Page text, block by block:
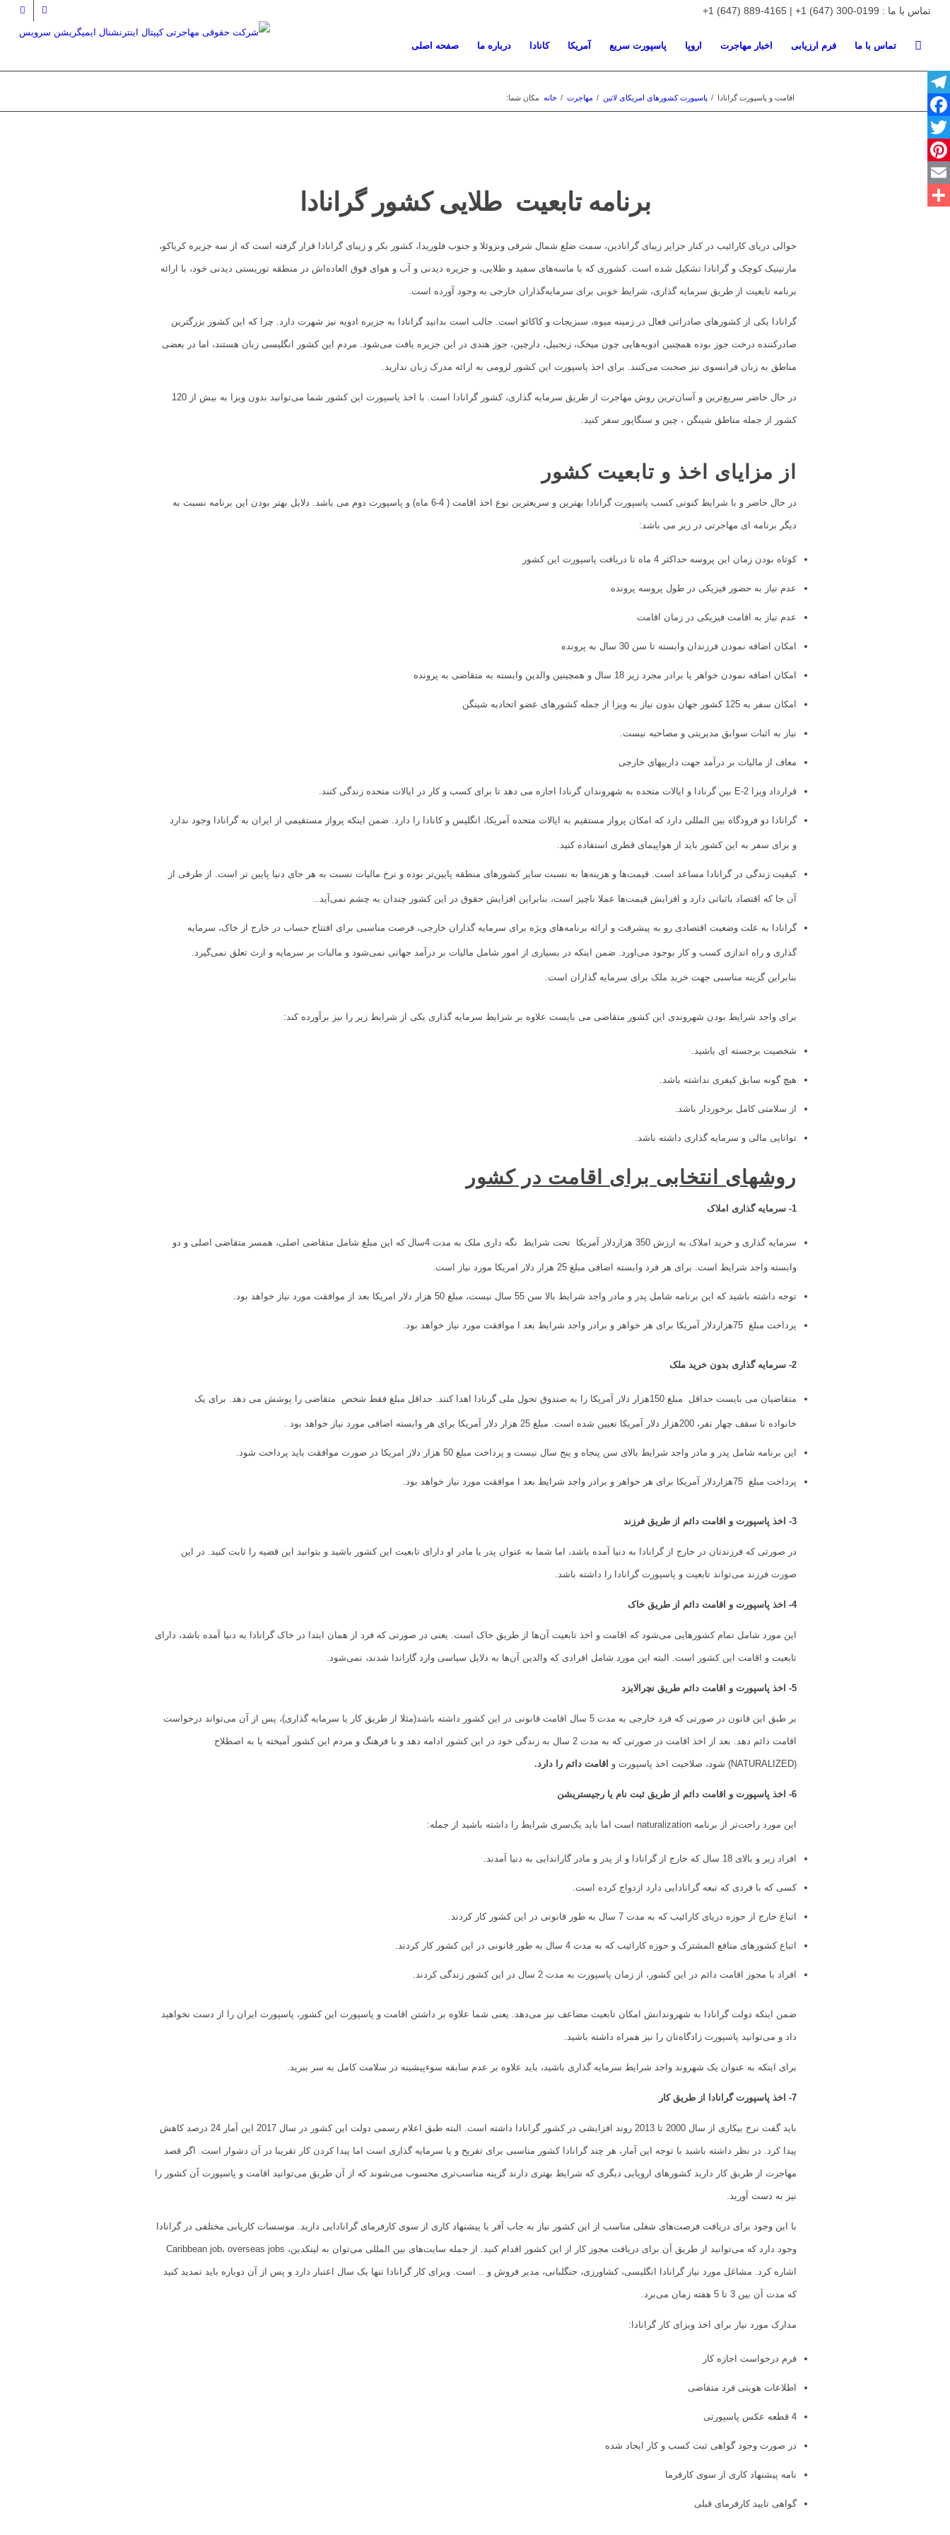
تماس با ما : 0199-300 (647) 1+ | 4165-889 (647) 1+
صفحه اصلی درباره ما کانادا آمریکا پاسپورت سریع اروپا اخبار مهاجرت فرم ارزیابی تماس با ما
مکان شما: خانه / مهاجرت / پاسپورت کشورهای امریکای لاتین / اقامت و پاسپورت گرانادا
برنامه تابعیت طلایی کشور گرانادا
حوالی دریای کارائیب در کنار جزایر زیبای گرانادین، سمت ضلع شمال شرقی ونزوئلا و جنوب فلوریدا، کشور بکر و زیبای گرانادا قرار گرفته است که از سه جزیره کریاکو،
مارتینیک کوچک و گرانادا تشکیل شده است. کشوری که با ماسه‌های سفید و طلایی، و جزیره دیدنی و آب و هوای فوق العاده‌اش در منطقه توریستی دیدنی خود، با ارائه
برنامه تابعیت از طریق سرمایه گذاری، شرایط خوبی برای سرمایه‌گذاران خارجی به وجود آورده است.
گرانادا یکی از کشورهای صادراتی فعال در زمینه میوه، سبزیجات و کاکائو است. جالب است بدانید گرانادا به جزیره ادویه نیز شهرت دارد. چرا که این کشور بزرگترین
صادرکننده درخت جوز بوده همچنین ادویه‌هایی چون میخک، زنجبیل، دارچین، جوز هندی در این جزیره یافت می‌شود. مردم این کشور انگلیسی زبان هستند، اما در بعضی
مناطق به زبان فرانسوی نیز صحبت می‌کنند. برای اخذ پاسپورت این کشور لزومی به ارائه مدرک زبان ندارید.
در حال حاضر سریع‌ترین و آسان‌ترین روش مهاجرت از طریق سرمایه گذاری، کشور گرانادا است. با اخذ پاسپورت این کشور شما می‌توانید بدون ویزا به بیش از 120
کشور از جمله مناطق شینگن ، چین و سنگاپور سفر کنید.
از مزایای اخذ و تابعیت کشور
در حال حاضر و با شرایط کنونی کسب پاسپورت گرانادا بهترین و سریعترین نوع اخذ اقامت ( 4-6 ماه) و پاسپورت دوم می باشد. دلایل بهتر بودن این برنامه نسبت به
دیگر برنامه ای مهاجرتی در زیر می باشد:
کوتاه بودن زمان این پروسه حداکثر 4 ماه تا دریافت پاسپورت این کشور
عدم نیاز به حضور فیزیکی در طول پروسه پرونده
عدم نیاز به اقامت فیزیکی در زمان اقامت
امکان اضافه نمودن فرزندان وابسته تا سن 30 سال به پرونده
امکان اضافه نمودن خواهر یا برادر مجرد زیر 18 سال و همچینین والدین وابسته به متقاضی به پرونده
امکان سفر به 125 کشور جهان بدون نیاز به ویزا از جمله کشورهای عضو اتحادیه شینگن
نیاز به اثبات سوابق مدیریتی و مصاحبه نیست.
معاف از مالیات بر درآمد جهت دارییهای خارجی
قرارداد ویزا E-2 بین گرنادا و ایالات متحده به شهروندان گرنادا اجازه می دهد تا برای کسب و کار در ایالات متحده زندگی کنند.
گرانادا دو فرودگاه بین المللی دارد که امکان پرواز مستقیم به ایالات متحده آمریکا، انگلیس و کانادا را دارد. ضمن اینکه پرواز مستقیمی از ایران به گرانادا وجود ندارد
و برای سفر به این کشور باید از هواپیمای قطری استفاده کنید.
کیفیت زندگی در گرانادا مساعد است. قیمت‌ها و هزینه‌ها به نسبت سایر کشورهای منطقه پایین‌تر بوده و نرخ مالیات نسبت به هر جای دنیا پایین تر است. از طرفی از
آن جا که اقتصاد باثباتی دارد و افزایش قیمت‌ها عملا ناچیز است، بنابراین افزایش حقوق در این کشور چندان به چشم نمی‌آید..
گرانادا به علت وضعیت اقتصادی رو به پیشرفت و ارائه برنامه‌های ویژه برای سرمایه گذاران خارجی، فرصت مناسبی برای افتتاح حساب در خارج از خاک، سرمایه
گذاری و راه اندازی کسب و کار بوجود می‌اورد. ضمن اینکه در بسیاری از امور شامل مالیات بر درآمد جهانی نمی‌شود و مالیات بر سرمایه و ارث تعلق نمی‌گیرد.
بنابراین گزینه مناسبی جهت خرید ملک برای سرمایه گذاران است.
برای واجد شرایط بودن شهروندی این کشور متقاضی می بایست علاوه بر شرایط سرمایه گذاری یکی از شرایط زیر را نیز برآورده کند:
شخصیت برجسته ای باشید.
هیچ گونه سابق کیفری نداشته باشد.
از سلامتی کامل برخوردار باشد.
توانایی مالی و سرمایه گذاری داشته باشد.
روشهای انتخابی برای اقامت در کشور
1- سرمایه گذاری املاک
سرمایه گذاری و خرید املاک به ارزش 350 هزاردلار آمریکا تحت شرایط نگه داری ملک به مدت 4سال که این مبلغ شامل متقاضی اصلی، همسر متقاضی اصلی و دو
وابسته واجد شرایط است. برای هر فرد وابسته اضافی مبلغ 25 هزار دلار امریکا مورد نیاز است.
توجه داشته باشید که این برنامه شامل پدر و مادر واجد شرایط بالا سن 55 سال نیست، مبلغ 50 هزار دلار امریکا بعد از موافقت مورد نیاز خواهد بود.
پرداخت مبلغ 75هزاردلار آمریکا برای هر خواهر و برادر واجد شرایط بعد ا موافقت مورد نیاز خواهد بود.
2- سرمایه گذاری بدون خرید ملک
متقاضیان می بایست حداقل مبلغ 150هزار دلار آمریکا را به صندوق تحول ملی گرنادا اهدا کنند. حداقل مبلغ فقط شخص متقاضی را پوشش می دهد. برای یک
خانواده تا سقف چهار نفر، 200هزار دلار آمریکا تعیین شده است. مبلغ 25 هزار دلار آمریکا برای هر وابسته اضافی مورد نیاز خواهد بود .
این برنامه شامل پدر و مادر واجد شرایط بالای سن پنجاه و پنج سال نیست و پرداخت مبلغ 50 هزار دلار امریکا در صورت موافقت باید پرداخت شود.
پرداخت مبلغ 75هزاردلار آمریکا برای هر خواهر و برادر واجد شرایط بعد ا موافقت مورد نیاز خواهد بود.
3- اخذ پاسپورت و اقامت دائم از طریق فرزند
در صورتی که فرزندتان در خارج از گرانادا به دنیا آمده باشد، اما شما به عنوان پدر یا مادر او دارای تابعیت این کشور باشید و بتوانید این قضیه را ثابت کنید. در این
صورت فرزند می‌تواند تابعیت و پاسپورت گرانادا را داشته باشد.
4- اخذ پاسپورت و اقامت دائم از طریق خاک
این مورد شامل تمام کشورهایی می‌شود که اقامت و اخذ تابعیت آن‌ها از طریق خاک است. یعنی در صورتی که فرد از همان ابتدا در خاک گرانادا به دنیا آمده باشد، دارای
تابعیت و اقامت این کشور است. البته این مورد شامل افرادی که والدین آن‌ها به دلایل سیاسی وارد گاراندا شدند، نمی‌شود.
5- اخذ پاسپورت و اقامت دائم طریق نچرالایزد
بر طبق این قانون در صورتی که فرد خارجی به مدت 5 سال اقامت قانونی در این کشور داشته باشد(مثلا از طریق کار یا سرمایه گذاری)، پس از آن می‌تواند درخواست
اقامت دائم دهد. بعد از اخذ اقامت در صورتی که به مدت 2 سال به زندگی خود در این کشور ادامه دهد و با فرهنگ و مردم این کشور آمیخته یا به اصطلاح
(NATURALIZED) شود، صلاحیت اخذ پاسپورت و اقامت دائم را دارد.
6- اخذ پاسپورت و اقامت دائم از طریق ثبت نام یا رجیستریشن
این مورد راحت‌تر از برنامه naturalization است اما باید یک‌سری شرایط را داشته باشید از جمله:
افراد زیر و بالای 18 سال که خارج از گرانادا و از پدر و مادر گاراندایی به دنیا آمدند.
کسی که با فردی که تبعه گرانادایی دارد ازدواج کرده است.
اتباع خارج از حوزه دریای کارائیب که به مدت 7 سال به طور قانونی در این کشور کار کردند.
اتباع کشورهای منافع المشترک و حوزه کارائیب که به مدت 4 سال به طور قانونی در این کشور کار کردند.
افراد با مجوز اقامت دائم در این کشور، از زمان پاسپورت به مدت 2 سال در این کشور زندگی کردند.
ضمن اینکه دولت گرانادا به شهروندانش امکان تابعیت مضاعف نیز می‌دهد. یعنی شما علاوه بر داشتن اقامت و پاسپورت این کشور، پاسپورت ایران را از دست نخواهید
داد و می‌توانید پاسپورت زادگاه‌تان را نیز همراه داشته باشید.
برای اینکه به عنوان یک شهروند واجد شرایط سرمایه گذاری باشید، باید علاوه بر عدم سابقه سوءپیشینه در سلامت کامل به سر ببرید.
7- اخذ پاسپورت گرانادا از طریق کار
باید گفت نرخ بیکاری از سال 2000 تا 2013 روند افزایشی در کشور گرانادا داشته است. البته طبق اعلام رسمی دولت این کشور در سال 2017 این آمار 24 درصد کاهش
پیدا کرد. در نظر داشته باشید با توجه این آمار، هر چند گرانادا کشور مناسبی برای تفریح و یا سرمایه گذاری است اما پیدا کردن کار تقریبا در آن دشوار است. اگر قصد
مهاجرت از طریق کار دارید کشورهای اروپایی دیگری که شرایط بهتری دارند گزینه مناسب‌تری محسوب می‌شوند که از آن طریق می‌توانید اقامت و پاسپورت آن کشور را
نیز به دست آورید.
با این وجود برای دریافت فرصت‌های شغلی مناسب از این کشور نیاز به جاب آفر یا پیشنهاد کاری از سوی کارفرمای گرانادایی دارید. موسسات کاریابی مختلفی در گرانادا
وجود دارد که می‌توانید از طریق آن برای دریافت مجوز کار از این کشور اقدام کنید. از جمله سایت‌های بین المللی می‌توان به لینکدین، Caribbean job، overseas jobs
اشاره کرد. مشاغل مورد نیاز گرانادا انگلیسی، کشاورزی، جنگلبانی، مدیر فروش و .. است. ویزای کار گرانادا تنها یک سال اعتبار دارد و پس از آن دوباره باید تمدید کنید
که مدت آن بین 3 تا 5 هفته زمان می‌برد.
مدارک مورد نیاز برای اخذ ویزای کار گرانادا:
فرم درخواست اجازه کار
اطلاعات هویتی فرد متقاضی
4 قطعه عکس پاسپورتی
در صورت وجود گواهی ثبت کسب و کار ایجاد شده
نامه پیشنهاد کاری از سوی کارفرما
گواهی تایید کارفرمای قبلی
Telegram
Facebook
Twitter
Pinterest
Email